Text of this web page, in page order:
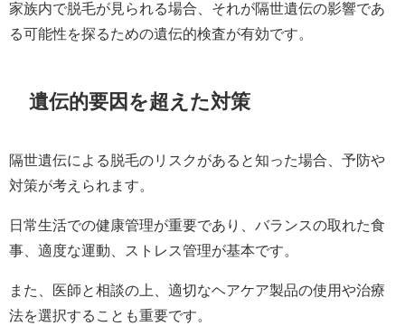
家族内で脱毛が見られる場合、それが隔世遺伝の影響であ
る可能性を探るための遺伝的検査が有効です。
遺伝的要因を超えた対策
隔世遺伝による脱毛のリスクがあると知った場合、予防や
対策が考えられます。
日常生活での健康管理が重要であり、バランスの取れた食
事、適度な運動、ストレス管理が基本です。
また、医師と相談の上、適切なヘアケア製品の使用や治療
法を選択することも重要です。